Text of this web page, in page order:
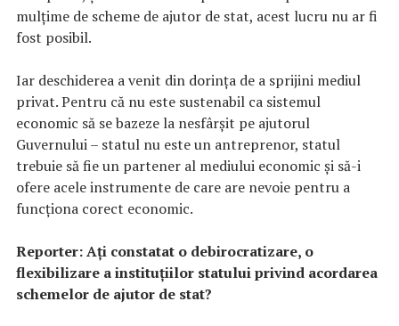
mulțime de scheme de ajutor de stat, acest lucru nu ar fi
fost posibil.
Iar deschiderea a venit din dorința de a sprijini mediul
privat. Pentru că nu este sustenabil ca sistemul
economic să se bazeze la nesfârșit pe ajutorul
Guvernului – statul nu este un antreprenor, statul
trebuie să fie un partener al mediului economic și să-i
ofere acele instrumente de care are nevoie pentru a
funcționa corect economic.
Reporter: Ați constatat o debirocratizare, o
flexibilizare a instituțiilor statului privind acordarea
schemelor de ajutor de stat?